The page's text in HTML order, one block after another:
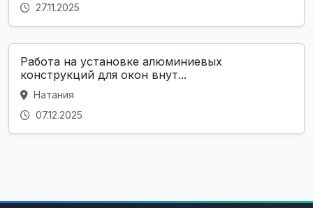
27.11.2025
Работа на установке алюминиевых
конструкций для окон внут...
Натания
07.12.2025